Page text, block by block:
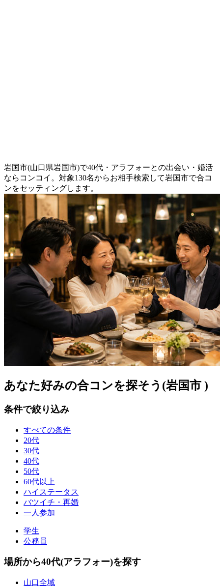
岩国市(山口県岩国市)で40代・アラフォーとの出会い・婚活
ならコンコイ。対象130名からお相手検索して岩国市で合コ
ンをセッティングします。
あなた好みの合コンを探そう(岩国市 )
条件で絞り込み
すべての条件
20代
30代
40代
50代
60代以上
ハイステータス
バツイチ・再婚
一人参加
学生
公務員
場所から40代(アラフォー)を探す
山口全域